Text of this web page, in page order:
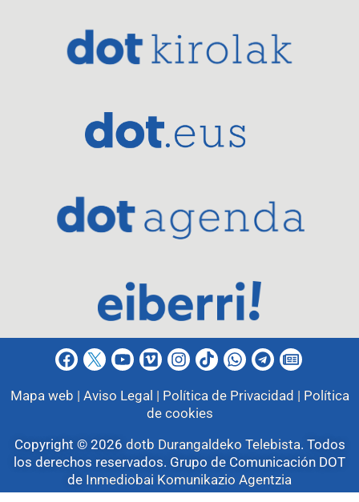
Mapa web | Aviso Legal | Política de Privacidad | Política
de cookies
Copyright © 2026 dotb Durangaldeko Telebista. Todos
los derechos reservados. Grupo de Comunicación DOT
de Inmediobai Komunikazio Agentzia